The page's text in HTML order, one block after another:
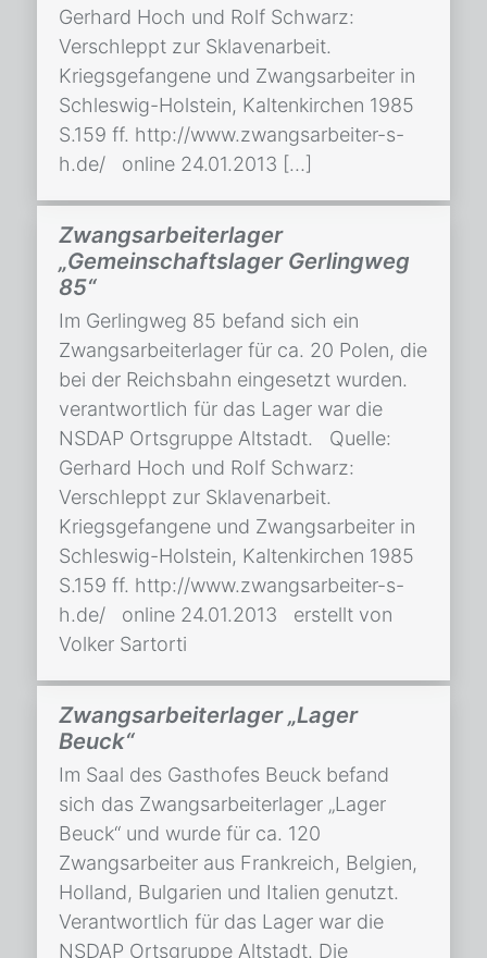
Gerhard Hoch und Rolf Schwarz:
Verschleppt zur Sklavenarbeit.
Kriegsgefangene und Zwangsarbeiter in
Schleswig-Holstein, Kaltenkirchen 1985
S.159 ff. http://www.zwangsarbeiter-s-
h.de/ online 24.01.2013 […]
Zwangsarbeiterlager
„Gemeinschaftslager Gerlingweg
85“
Im Gerlingweg 85 befand sich ein
Zwangsarbeiterlager für ca. 20 Polen, die
bei der Reichsbahn eingesetzt wurden.
verantwortlich für das Lager war die
NSDAP Ortsgruppe Altstadt. Quelle:
Gerhard Hoch und Rolf Schwarz:
Verschleppt zur Sklavenarbeit.
Kriegsgefangene und Zwangsarbeiter in
Schleswig-Holstein, Kaltenkirchen 1985
S.159 ff. http://www.zwangsarbeiter-s-
h.de/ online 24.01.2013 erstellt von
Volker Sartorti
Zwangsarbeiterlager „Lager
Beuck“
Im Saal des Gasthofes Beuck befand
sich das Zwangsarbeiterlager „Lager
Beuck“ und wurde für ca. 120
Zwangsarbeiter aus Frankreich, Belgien,
Holland, Bulgarien und Italien genutzt.
Verantwortlich für das Lager war die
NSDAP Ortsgruppe Altstadt. Die